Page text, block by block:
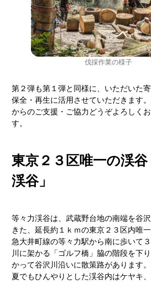
伐採作業の様子
第２弾も第１弾と同様に、いただいた
保全・再生に活用させていただきます
からのご支援・ご協力どうぞよろしく
す。
東京２３区唯一の渓谷
渓谷」
等々力渓谷は、武蔵野台地の南端を谷
きた、延長約１ｋｍの東京２３区内唯
急大井町線の等々力駅から南に歩いて
川に架かる「ゴルフ橋」脇の階段を下
かって谷沢川沿いに散策路があります。
夏でもひんやりとした渓谷内はケヤキ